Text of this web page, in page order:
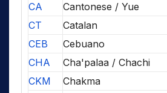
CA
Cantonese / Yue
CT
Catalan
CEB
Cebuano
CHA
Cha'palaa / Chachi
CKM
Chakma